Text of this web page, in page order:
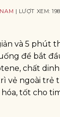
| LƯỢT XEM: 198
và 5 phút
để bắt
chất
vẻ ngoài trẻ
tốt cho